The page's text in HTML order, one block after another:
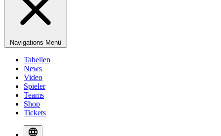
Navigations-Menü
Tabellen
News
Video
Spieler
Teams
Shop
Tickets